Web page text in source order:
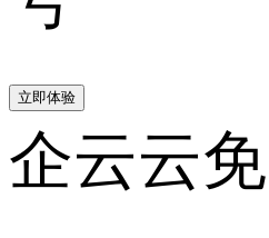
立即体验
企云云